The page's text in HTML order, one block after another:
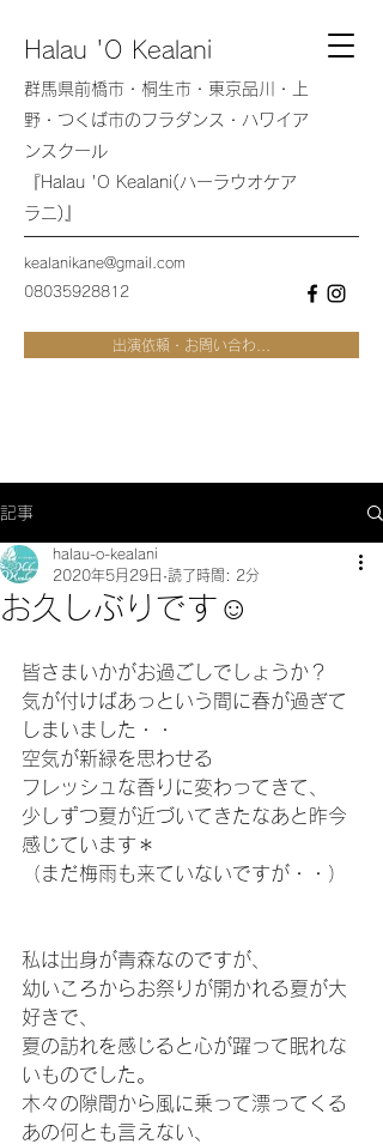
Halau 'O Kealani
群馬県前橋市・桐生市・東京品川・上
野・つくば市のフラダンス・ハワイア
ンスクール
『Halau 'O Kealani(ハーラウオケア
ラニ)』
kealanikane@gmail.com
08035928812
出演依頼・お問い合わ...
記事
お久しぶりです☺
halau-o-kealani
2020年5月29日 読了時間: 2分
皆さまいかがお過ごしでしょうか？
気が付けばあっという間に春が過ぎて
しまいました・・
空気が新緑を思わせる
フレッシュな香りに変わってきて、
少しずつ夏が近づいてきたなあと昨今
感じています＊
（まだ梅雨も来ていないですが・・）
私は出身が青森なのですが、
幼いころからお祭りが開かれる夏が大
好きで、
夏の訪れを感じると心が躍って眠れな
いものでした。
木々の隙間から風に乗って漂ってくる
あの何とも言えない、